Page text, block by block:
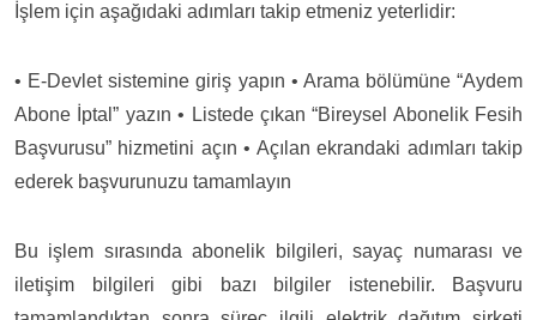
İşlem için aşağıdaki adımları takip etmeniz yeterlidir:
• E-Devlet sistemine giriş yapın • Arama bölümüne “Aydem
Abone İptal” yazın • Listede çıkan “Bireysel Abonelik Fesih
Başvurusu” hizmetini açın • Açılan ekrandaki adımları takip
ederek başvurunuzu tamamlayın
Bu işlem sırasında abonelik bilgileri, sayaç numarası ve
iletişim bilgileri gibi bazı bilgiler istenebilir. Başvuru